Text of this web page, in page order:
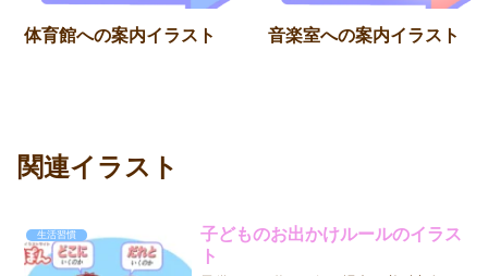
体育館への案内イラスト 音楽室への案内イラスト
関連イラスト
生活習慣
子どものお出かけルールのイラス
ト